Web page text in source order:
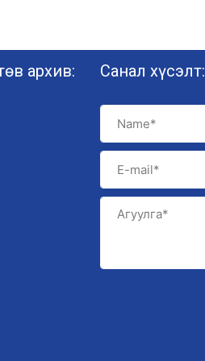
архив: Санал хүсэлт: